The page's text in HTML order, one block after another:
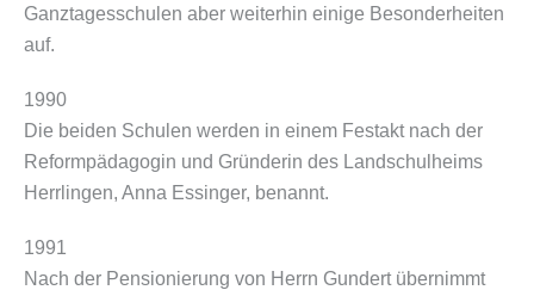
Ganztagesschulen aber weiterhin einige Besonderheiten
auf.
1990
Die beiden Schulen werden in einem Festakt nach der
Reformpädagogin und Gründerin des Landschulheims
Herrlingen, Anna Essinger, benannt.
1991
Nach der Pensionierung von Herrn Gundert übernimmt